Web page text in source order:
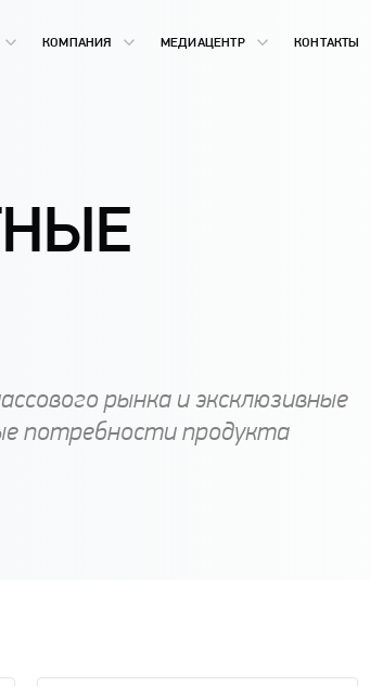
КОМПАНИЯ МЕДИАЦЕНТР КОНТАКТЫ
рынка и эксклюзивные
потребности продукта